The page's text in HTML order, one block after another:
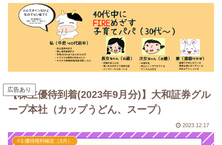
広告あり
【株主優待到着(2023年9月分)】大和証券グル
ープ本社（カップうどん、スープ）
2023.12.17
03.優待権利確定（3月）